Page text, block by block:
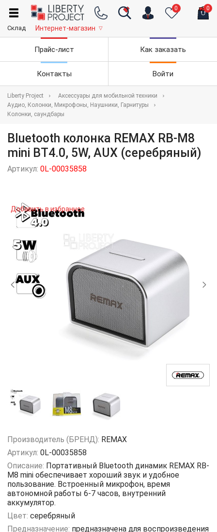
0 0
Склад Интернет-магазин ▽
Прайс-лист Как заказать
Контакты Войти
Liberty Project
Аксессуары для мобильной техники
Аудио, Колонки, Микрофоны, Наушники, Гарнитуры
Колонки, саундбары
Bluetooth колонка REMAX RB-M8
mini BT4.0, 5W, AUX (серебряный)
Артикул: 0L-00035858
Добавить в избранное
Производитель (БРЕНД): REMAX
Артикул: 0L-00035858
Описание: Портативный Bluetooth динамик REMAX RB-
M8 mini обеспечивает хороший звук и удобное
пользование. Встроенный микрофон, время
автономной работы 6-7 часов, внутренний
аккумулятор.
Цвет: серебряный
Предназначение: предназначена для воспроизведения